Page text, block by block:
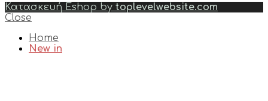
Κατασκευή Eshop by toplevelwebsite.com
Close
Home
New in